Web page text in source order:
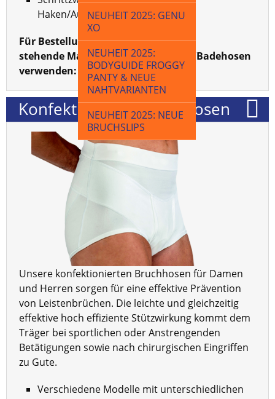
NEUHEIT 2025: GENU
XO
NEUHEIT 2025:
BODYGUIDE FROGGY
PANTY & NEUE
NAHTVARIANTEN
NEUHEIT 2025: NEUE
BRUCHSLIPS
Haken/Augenverschluss.
Für Bestellungen bitte das unten
stehende Maßblatt für Bruchhosen/Badehosen
verwenden:
Konfektionierte Bruchhosen
Unsere konfektionierten Bruchhosen für Damen
und Herren sorgen für eine effektive Prävention
von Leistenbrüchen. Die leichte und gleichzeitig
effektive hoch effiziente Stützwirkung kommt dem
Träger bei sportlichen oder Anstrengenden
Betätigungen sowie nach chirurgischen Eingriffen
zu Gute.
Verschiedene Modelle mit unterschiedlichen